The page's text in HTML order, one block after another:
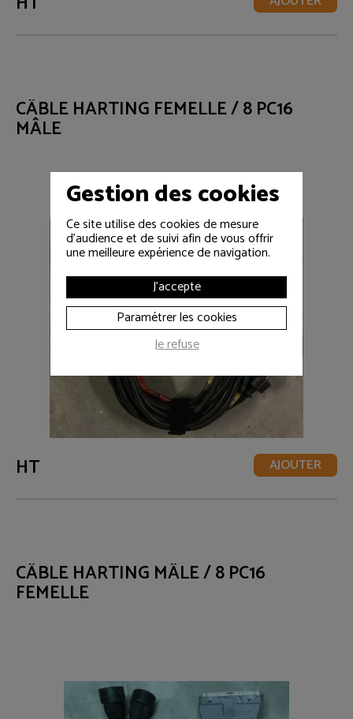
CÂBLE HARTING FEMELLE / 8 PC16
MÂLE
HT AJOUTER
CÂBLE HARTING MÂLE / 8 PC16
FEMELLE
Gestion des cookies
Ce site utilise des cookies de mesure
d'audience et de suivi afin de vous offrir
une meilleure expérience de navigation.
J'accepte
Paramétrer les cookies
Je refuse